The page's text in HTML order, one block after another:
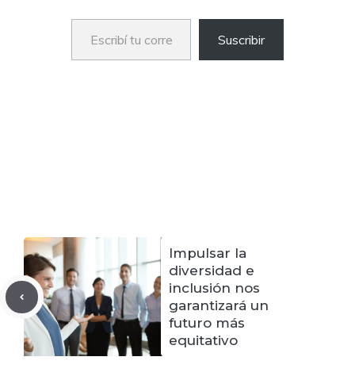
Escribí tu correo electrónico…
Suscribir
Impulsar la
diversidad e
inclusión nos
garantizará un
futuro más
equitativo